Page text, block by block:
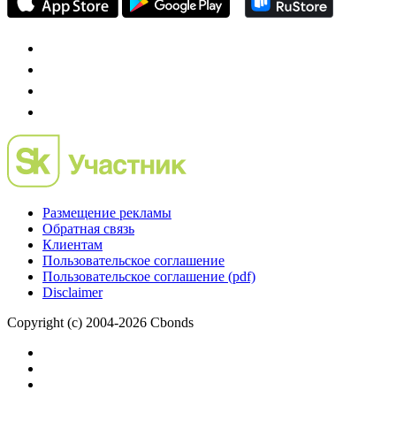
Размещение рекламы
Обратная связь
Клиентам
Пользовательское соглашение
Пользовательское соглашение (pdf)
Disclaimer
Copyright (c) 2004-2026 Cbonds